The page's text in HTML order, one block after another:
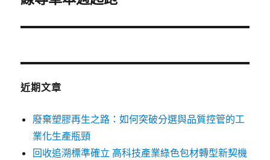
文
近期文章
廢棄塑膠再生之路：如何突破分選與品質控管的工
業化生產瓶頸
回收追溯標準確立 高科技產業綠色包材轉型新契機